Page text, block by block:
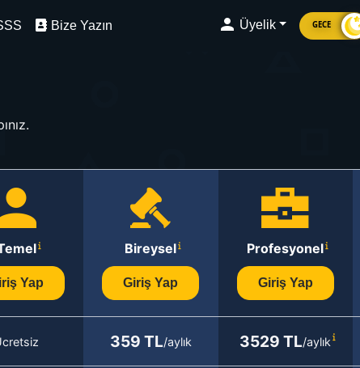
Bize Yazın Üyelik GECE
Yap
Bireysel
Giriş Yap
Profesyonel
Giriş Yap
359 TL/aylık 3529 TL/aylık